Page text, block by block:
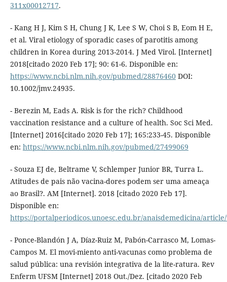
311x00012717.
- Kang H J, Kim S H, Chung J K, Lee S W, Choi S B, Eom H E,
et al. Viral etiology of sporadic cases of parotitis among
children in Korea during 2013-2014. J Med Virol. [Internet]
2018[citado 2020 Feb 17]; 90: 61-6. Disponible en:
https://www.ncbi.nlm.nih.gov/pubmed/28876460DOI:
10.1002/jmv.24935.
- Berezin M, Eads A. Risk is for the rich? Childhood
vaccination resistance and a culture of health. Soc Sci Med.
[Internet] 2016[citado 2020 Feb 17]; 165:233-45. Disponible
en: https://www.ncbi.nlm.nih.gov/pubmed/27499069
- Souza EJ de, Beltrame V, Schlemper Junior BR, Turra L.
Atitudes de pais não vacina-dores podem ser uma ameaça
ao Brasil?. AM [Internet]. 2018 [citado 2020 Feb 17].
Disponible en:
https://portalperiodicos.unoesc.edu.br/anaisdemedicina/
- Ponce-Blandón J A, Díaz-Ruiz M, Pabón-Carrasco M, Lomas-
Campos M. El movi-miento anti-vacunas como problema de
salud pública: una revisión integrativa de la lite-ratura. Rev
Enferm UFSM [Internet] 2018 Out./Dez. [citado 2020 Feb